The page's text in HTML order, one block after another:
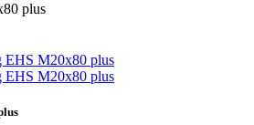
plus